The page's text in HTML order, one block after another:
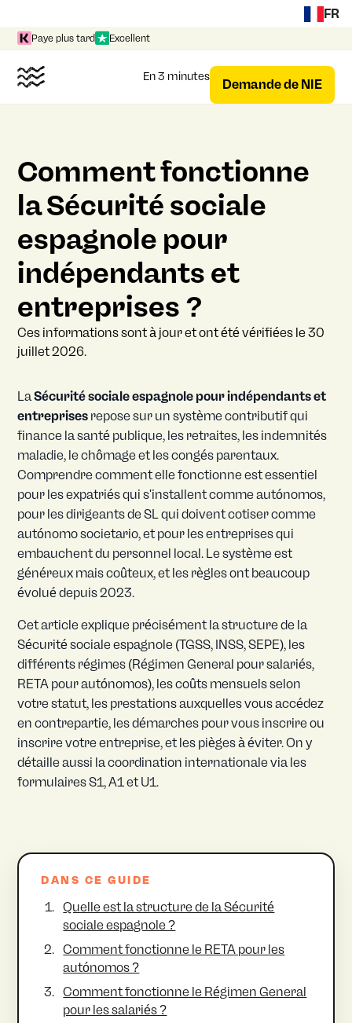
FR
Paye plus tard Excellent
En 3 minutes Demande de NIE
Comment fonctionne
la Sécurité sociale
espagnole pour
indépendants et
entreprises ?
Ces informations sont à jour et ont été vérifiées le 30
juillet 2026.
LaSécurité sociale espagnole pour indépendants et
entreprises repose sur un système contributif qui
finance la santé publique, les retraites, les indemnités
maladie, le chômage et les congés parentaux.
Comprendre comment elle fonctionne est essentiel
pour les expatriés qui s'installent comme autónomos,
pour les dirigeants de SL qui doivent cotiser comme
autónomo societario, et pour les entreprises qui
embauchent du personnel local. Le système est
généreux mais coûteux, et les règles ont beaucoup
évolué depuis 2023.
Cet article explique précisément la structure de la
Sécurité sociale espagnole (TGSS, INSS, SEPE), les
différents régimes (Régimen General pour salariés,
RETA pour autónomos), les coûts mensuels selon
votre statut, les prestations auxquelles vous accédez
en contrepartie, les démarches pour vous inscrire ou
inscrire votre entreprise, et les pièges à éviter. On y
détaille aussi la coordination internationale via les
formulaires S1, A1 et U1.
DANS CE GUIDE
Quelle est la structure de la Sécurité
sociale espagnole ?
Comment fonctionne le RETA pour les
autónomos ?
Comment fonctionne le Régimen General
pour les salariés ?